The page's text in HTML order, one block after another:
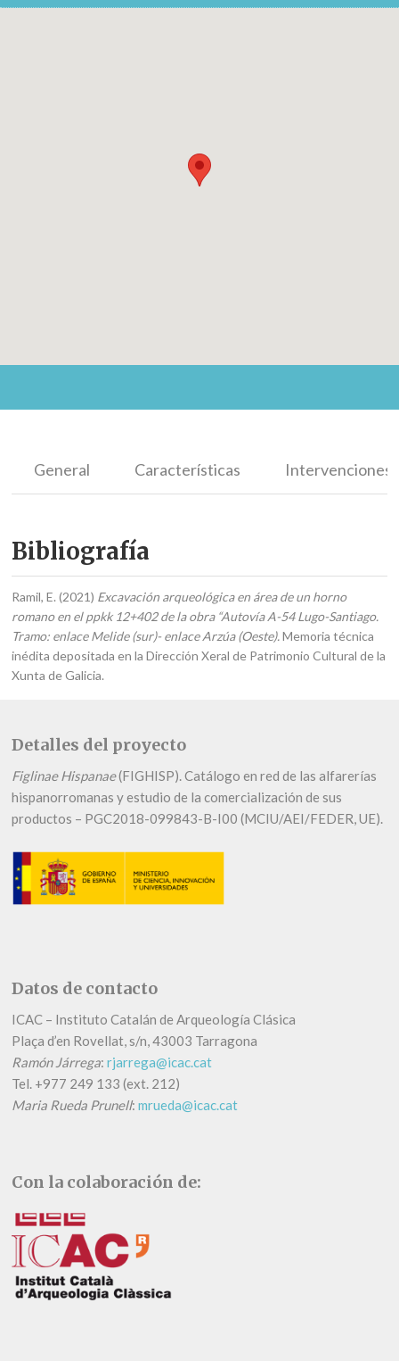
General Características Intervenciones
Bibliografía
Ramil, E. (2021) Excavación arqueológica en área de un horno
romano en el ppkk 12+402 de la obra “Autovía A-54 Lugo-Santiago.
Tramo: enlace Melide (sur)- enlace Arzúa (Oeste).Memoria técnica
inédita depositada en la Dirección Xeral de Patrimonio Cultural de la
Xunta de Galicia.
Detalles del proyecto
Figlinae Hispanae(FIGHISP). Catálogo en red de las alfarerías
hispanorromanas y estudio de la comercialización de sus
productos – PGC2018-099843-B-I00 (MCIU/AEI/FEDER, UE).
Datos de contacto
ICAC – Instituto Catalán de Arqueología Clásica
Plaça d’en Rovellat, s/n, 43003 Tarragona
Ramón Járrega:rjarrega@icac.cat
Tel. +977 249 133 (ext. 212)
Maria Rueda Prunell:mrueda@icac.cat
Con la colaboración de: